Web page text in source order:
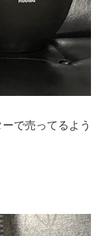
で売ってるよう